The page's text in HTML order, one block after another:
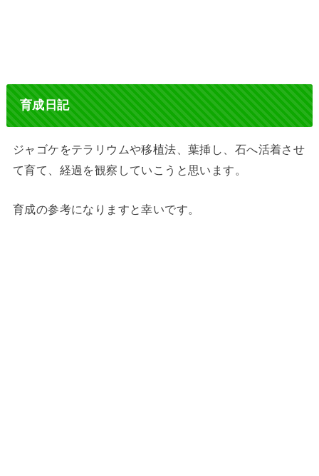
育成日記
ジャゴケをテラリウムや移植法、葉挿し、石へ活着させ
て育て、経過を観察していこうと思います。
育成の参考になりますと幸いです。